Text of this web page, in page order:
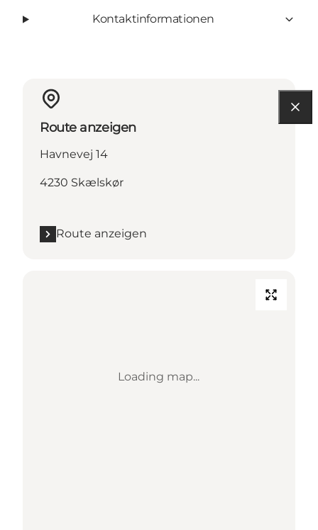
Kontaktinformationen
Route anzeigen
Havnevej 14
4230 Skælskør
Route anzeigen
Loading map...